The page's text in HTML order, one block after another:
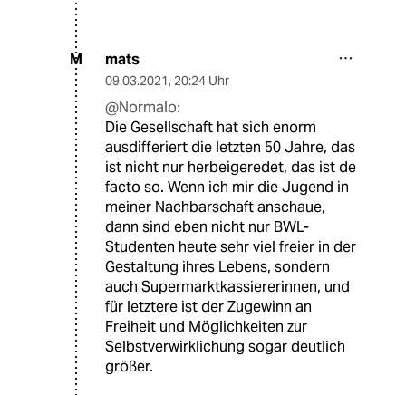
M mats
09.03.2021, 20:24 Uhr
@Normalo:
Die Gesellschaft hat sich enorm
ausdifferiert die letzten 50 Jahre, das
ist nicht nur herbeigeredet, das ist de
facto so. Wenn ich mir die Jugend in
meiner Nachbarschaft anschaue,
dann sind eben nicht nur BWL-
Studenten heute sehr viel freier in der
Gestaltung ihres Lebens, sondern
auch Supermarktkassiererinnen, und
für letztere ist der Zugewinn an
Freiheit und Möglichkeiten zur
Selbstverwirklichung sogar deutlich
größer.